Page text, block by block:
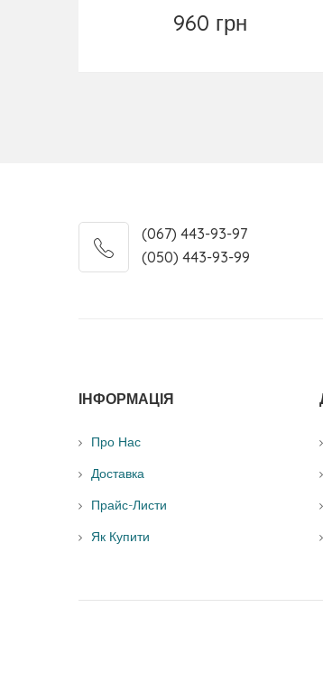
960 грн
(067) 443-93-97
(050) 443-93-99
ІНФОРМАЦІЯ
Про Нас
Доставка
Прайс-Листи
Як Купити